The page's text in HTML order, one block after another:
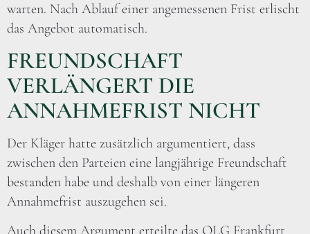
warten. Nach Ablauf einer angemessenen Frist erlischt
das Angebot automatisch.
FREUNDSCHAFT
VERLÄNGERT DIE
ANNAHMEFRIST NICHT
Der Kläger hatte zusätzlich argumentiert, dass
zwischen den Parteien eine langjährige Freundschaft
bestanden habe und deshalb von einer längeren
Annahmefrist auszugehen sei.
Auch diesem Argument erteilte das OLG Frankfurt